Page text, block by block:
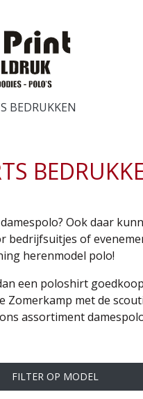
BEDRUKKEN
Ook daar
of
herenmodel polo!
een poloshirt
met de
assortiment
Filter op model
FILTER OP MODEL